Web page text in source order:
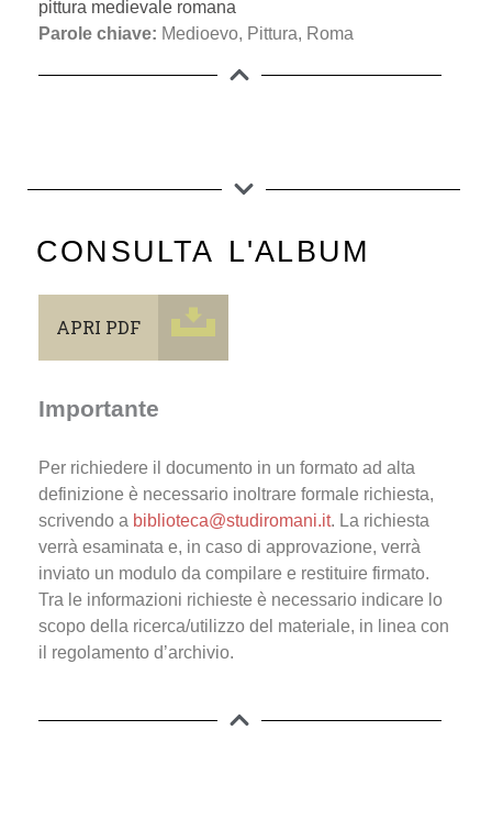
pittura medievale romana
Parole chiave: Medioevo, Pittura, Roma
CONSULTA L'ALBUM
APRI PDF
Importante
Per richiedere il documento in un formato ad alta
definizione è necessario inoltrare formale richiesta,
scrivendo a biblioteca@studiromani.it. La richiesta
verrà esaminata e, in caso di approvazione, verrà
inviato un modulo da compilare e restituire firmato.
Tra le informazioni richieste è necessario indicare lo
scopo della ricerca/utilizzo del materiale, in linea con
il regolamento d’archivio.